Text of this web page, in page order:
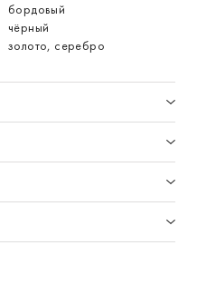
бордовый
чёрный
золото, серебро